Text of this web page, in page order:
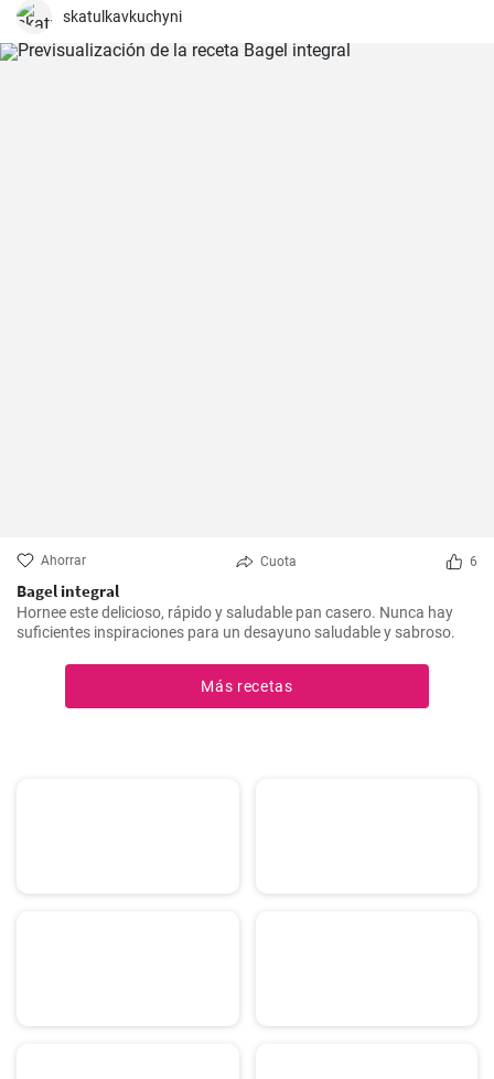
skatulkavkuchyni
Ahorrar Cuota 6
Bagel integral
Hornee este delicioso, rápido y saludable pan casero. Nunca hay
suficientes inspiraciones para un desayuno saludable y sabroso.
Más recetas